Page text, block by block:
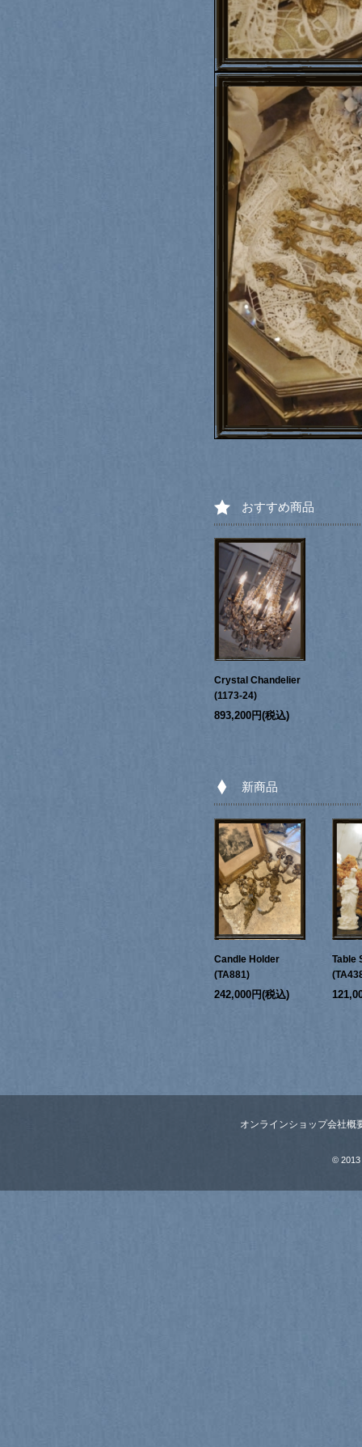
おすすめ商品
Crystal Chandelier
(1173-24)
893,200円(税込)
新商品
Candle Holder
(TA881)
242,000円(税込)
Table
オンラインショップ会社概
© 2013